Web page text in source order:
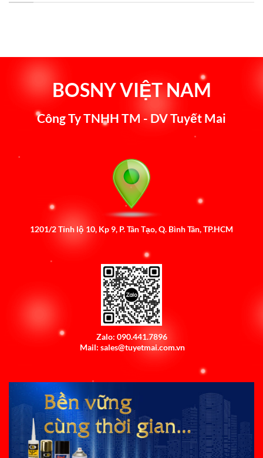
BOSNY VIỆT NAM
Công Ty TNHH TM - DV Tuyết Mai
1201/2 Tỉnh lộ 10, Kp 9, P. Tân Tạo, Q. Bình Tân, TP.HCM
Zalo: 090.441.7896
Mail: sales@tuyetmai.com.vn